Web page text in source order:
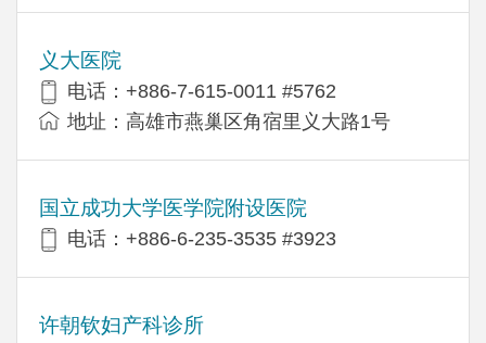
义大医院
电话：+886-7-615-0011 #5762
地址：高雄市燕巢区角宿里义大路1号
国立成功大学医学院附设医院
电话：+886-6-235-3535 #3923
许朝钦妇产科诊所